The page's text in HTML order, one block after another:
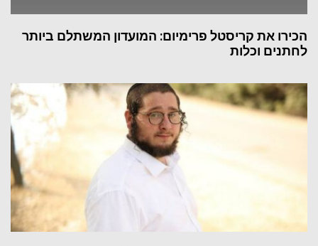
הכירו את קריסטל פרימיום: המועדון המשתלם ביותר
לחתנים וכלות